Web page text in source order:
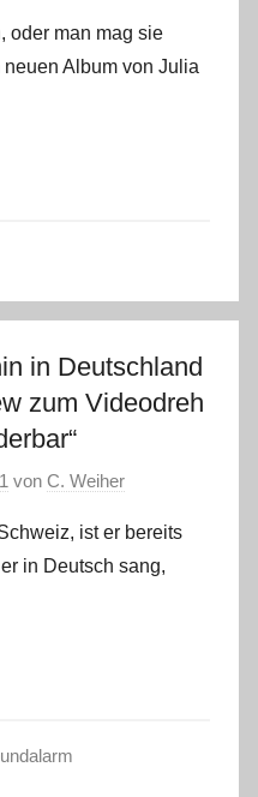
oder man mag sie
neuen Album von Julia
in Deutschland
zum Videodreh
von C. Weiher
ist er bereits
in Deutsch sang,